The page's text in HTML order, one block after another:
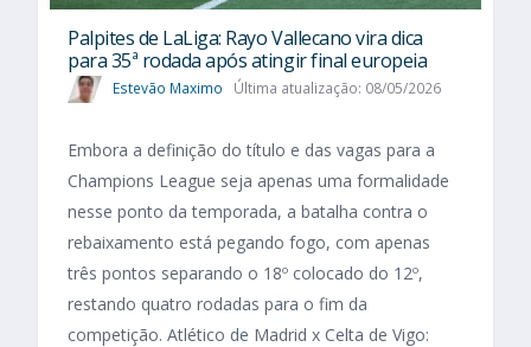
Palpites de LaLiga: Rayo Vallecano vira dica
para 35ª rodada após atingir final europeia
Estevão Maximo Última atualização: 08/05/2026
Embora a definição do título e das vagas para a
Champions League seja apenas uma formalidade
nesse ponto da temporada, a batalha contra o
rebaixamento está pegando fogo, com apenas
três pontos separando o 18º colocado do 12º,
restando quatro rodadas para o fim da
competição. Atlético de Madrid x Celta de Vigo: